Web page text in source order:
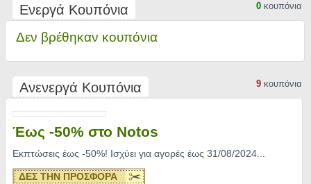
Ενεργά Κουπόνια 0κουπόνια
Δεν βρέθηκαν κουπόνια
Ανενεργά Κουπόνια 9κουπόνια
Έως -50% στο Notos
Εκπτώσεις έως -50%! Ισχύει για αγορές έως 31/08/2024.
ΔΕΣ ΤΗΝ ΠΡΟΣΦΟΡΑ